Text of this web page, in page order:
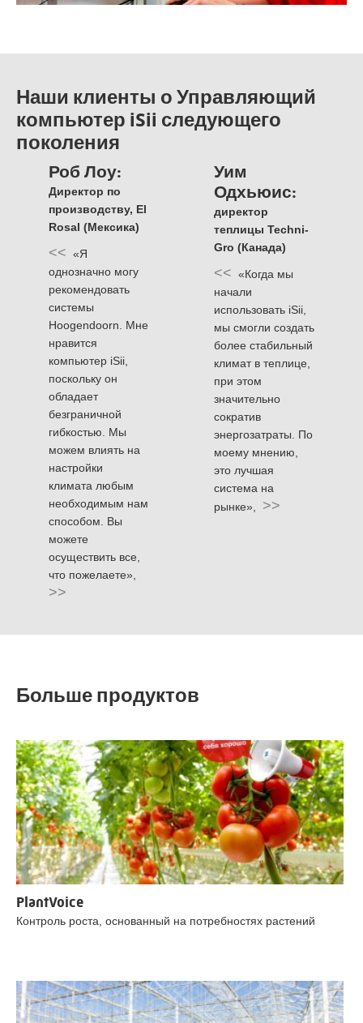
Наши клиенты о Управляющий
компьютер iSii следующего
поколения
Роб Лоу:
Директор по
производству, El
Rosal (Мексика)
<< «Я
однозначно могу
рекомендовать
системы
Hoogendoorn. Мне
нравится
компьютер iSii,
поскольку он
обладает
безграничной
гибкостью. Мы
можем влиять на
настройки
климата любым
необходимым нам
способом. Вы
можете
осуществить все,
что пожелаете»,
>>
Уим
Одхьюис:
директор
теплицы Techni-
Gro (Канада)
<< «Когда мы
начали
использовать iSii,
мы смогли создать
более стабильный
климат в теплице,
при этом
значительно
сократив
энергозатраты. По
моему мнению,
это лучшая
система на
рынке», >>
Больше продуктов
PlantVoice
Контроль роста, основанный на потребностях растений